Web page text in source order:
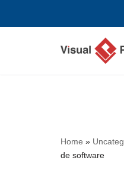
Home »
de software